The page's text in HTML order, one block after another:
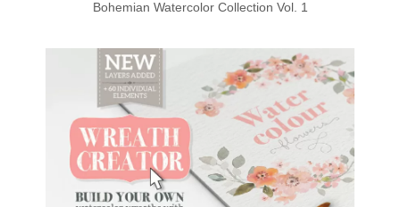
Bohemian Watercolor Collection Vol. 1